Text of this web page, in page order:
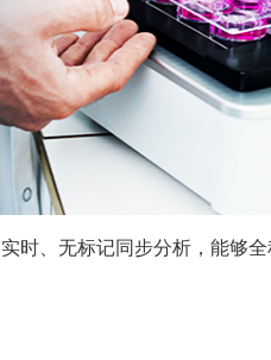
时、无标记同步分析，能够